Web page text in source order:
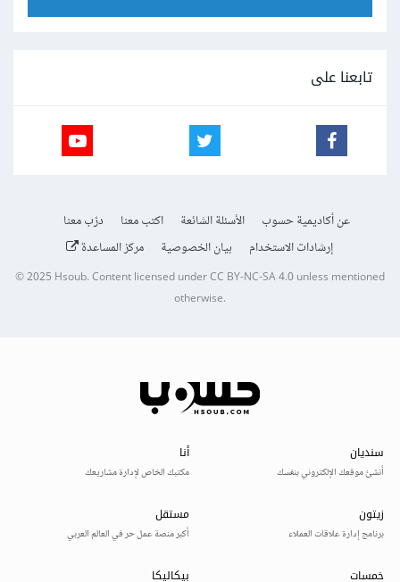
تابعنا على
عن أكاديمية حسوب الأسئلة الشائعة اكتب معنا
درّب معنا
إرشادات الاستخدام
بيان الخصوصية مركز المساعدة
© 2025Hsoub.Content licensed underCC BY-NC-SA 4.0unless mentioned
otherwise.